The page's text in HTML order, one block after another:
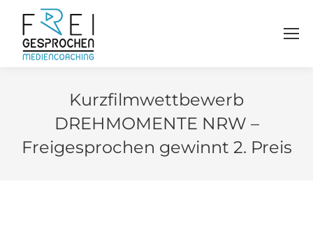
Kurzfilmwettbewerb
DREHMOMENTE NRW –
Freigesprochen gewinnt 2. Preis